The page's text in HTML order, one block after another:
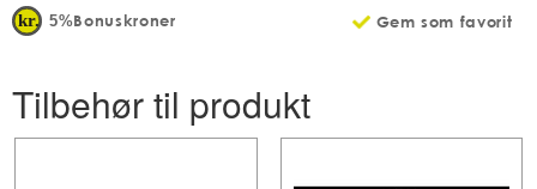
Gem som favorit
5%Bonuskroner
Tilbehør til produkt